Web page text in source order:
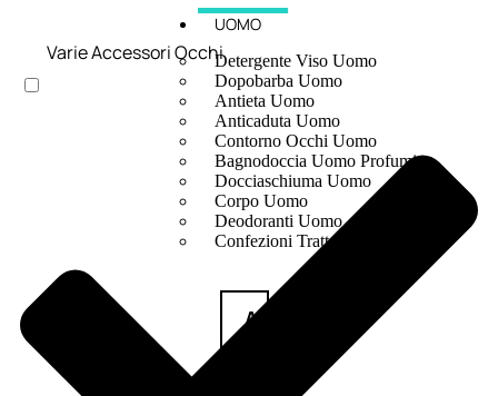
UOMO
Detergente Viso Uomo
Dopobarba Uomo
Antieta Uomo
Anticaduta Uomo
Contorno Occhi Uomo
Bagnodoccia Uomo Profumi
Docciaschiuma Uomo
Corpo Uomo
Deodoranti Uomo
Confezioni Trattamenti Uomo
Antietà
Varie Accessori Occhi